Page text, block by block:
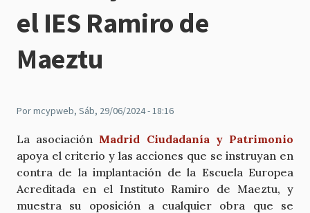
el IES Ramiro de
Maeztu
Pormcypweb, Sáb, 29/06/2024 - 18:16
La asociación Madrid Ciudadanía y Patrimonio
apoya el criterio y las acciones que se instruyan en
contra de la implantación de la Escuela Europea
Acreditada en el Instituto Ramiro de Maeztu, y
muestra su oposición a cualquier obra que se